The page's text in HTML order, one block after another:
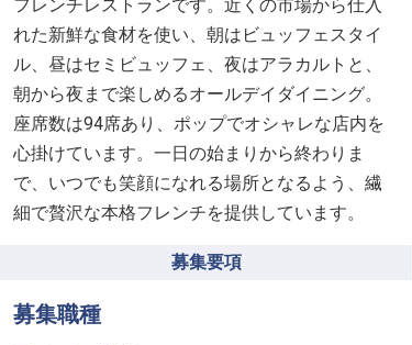
フレンチレストランです。近くの市場から仕入
れた新鮮な食材を使い、朝はビュッフェスタイ
ル、昼はセミビュッフェ、夜はアラカルトと、
朝から夜まで楽しめるオールデイダイニング。
座席数は94席あり、ポップでオシャレな店内を
心掛けています。一日の始まりから終わりま
で、いつでも笑顔になれる場所となるよう、繊
細で贅沢な本格フレンチを提供しています。
募集要項
募集職種